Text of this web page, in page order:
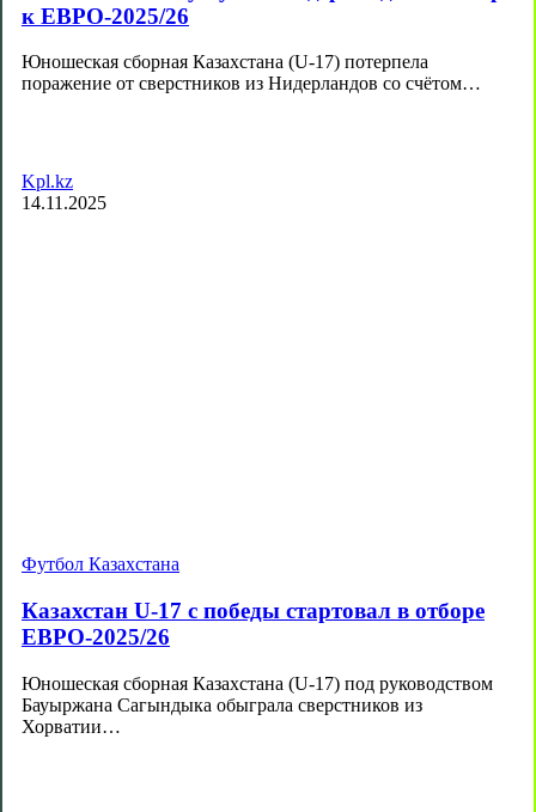
к ЕВРО-2025/26
Юношеская сборная Казахстана (U-17) потерпела
поражение от сверстников из Нидерландов со счётом…
Kpl.kz
14.11.2025
Футбол Казахстана
Казахстан U-17 с победы стартовал в отборе
ЕВРО-2025/26
Юношеская сборная Казахстана (U-17) под руководством
Бауыржана Сагындыка обыграла сверстников из
Хорватии…